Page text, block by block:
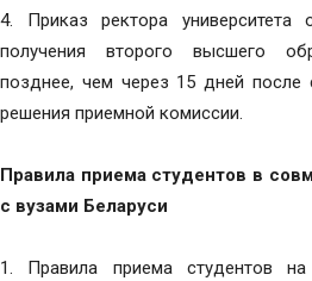
4. Приказ ректора
получения второго высшего
позднее, чем через 15 дней после
решения приемной комиссии.
Правила приема студентов в
с вузами Беларуси
1. Правила приема студентов на